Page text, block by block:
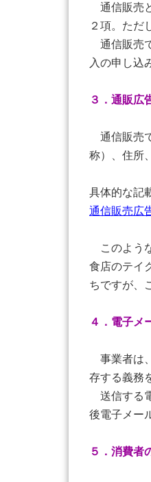
通信販売
２項。ただ
通信販売
入の申し込
３．通販広
通信販売
称）、住所
具体的な記
通信販売広
このよう
食店のテイ
ちですが、
４．電子メ
事業者は
存する義務
送信する
後電子メー
５．消費者